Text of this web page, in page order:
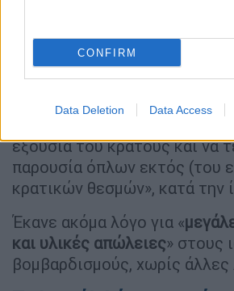
CONFIRM
Data Deletion Data Access
«Επαναβεβαιώνουμε ότι
ποτέ και δεν θα είναι απειλή
στην περιοχή. Η απόλυτη
εξουσία του κράτους και να
παρουσία όπλων εκτός (του
κρατικών θεσμών», κατά την
Έκανε ακόμα λόγο για «
και υλικές απώλειες» στους
βομβαρδισμούς, χωρίς άλλες